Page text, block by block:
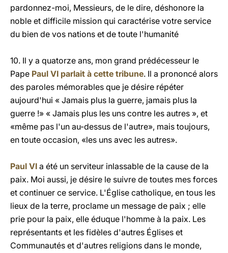
pardonnez-moi, Messieurs, de le dire, déshonore la
noble et difficile mission qui caractérise votre service
du bien de vos nations et de toute l'humanité
10. Il y a quatorze ans, mon grand prédécesseur le
Pape Paul VI parlait à cette tribune. Il a prononcé alors
des paroles mémorables que je désire répéter
aujourd'hui « Jamais plus la guerre, jamais plus la
guerre !» « Jamais plus les uns contre les autres », et
«même pas l'un au-dessus de l'autre», mais toujours,
en toute occasion, «les uns avec les autres».
Paul VI a été un serviteur inlassable de la cause de la
paix. Moi aussi, je désire le suivre de toutes mes forces
et continuer ce service. L'Église catholique, en tous les
lieux de la terre, proclame un message de paix ; elle
prie pour la paix, elle éduque l'homme à la paix. Les
représentants et les fidèles d'autres Églises et
Communautés et d'autres religions dans le monde,